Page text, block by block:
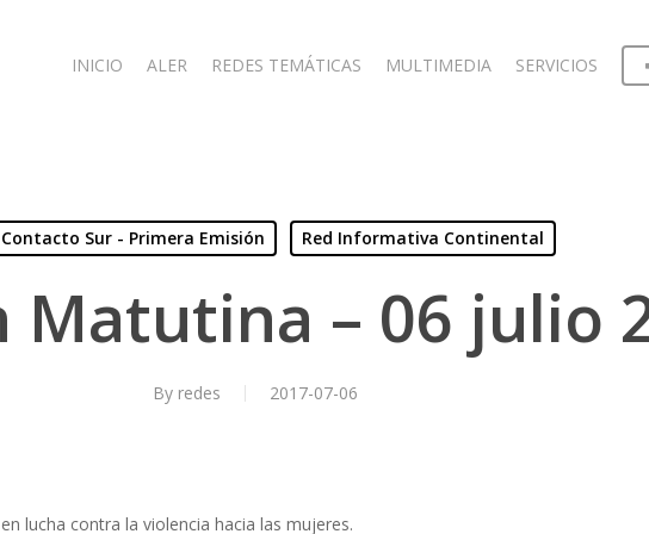
INICIO ALER REDES TEMÁTICAS MULTIMEDIA SERVICIOS
Contacto Sur - Primera Emisión Red Informativa Continental
Matutina – 06 julio
By redes 2017-07-06
lucha contra la violencia hacia las mujeres.